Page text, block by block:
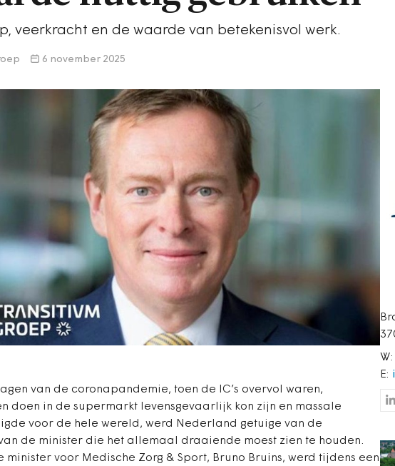
veerkracht en de waarde van betekenisvol werk.
6 november 2025
van de coronapandemie, toen de IC’s overvol waren,
doen in de supermarkt levensgevaarlijk kon zijn en massale
voor de hele wereld, werd Nederland getuige van de
de minister die het allemaal draaiende moest zien te houden.
minister voor Medische Zorg & Sport, Bruno Bruins, werd tijdens een
W:
E: